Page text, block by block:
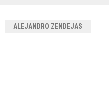
ALEJANDRO ZENDEJAS